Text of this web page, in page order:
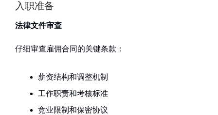
入职准备
法律文件审查
仔细审查雇佣合同的关键条款：
薪资结构和调整机制
工作职责和考核标准
竞业限制和保密协议